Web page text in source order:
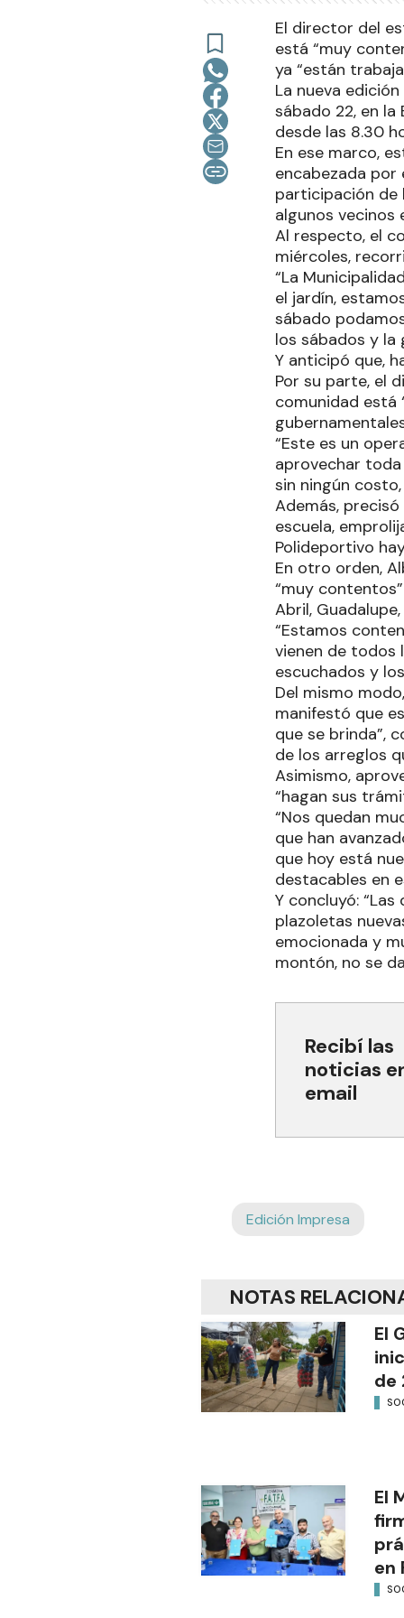
El director del
está “muy
ya “están
La nueva
sábado 22, en la
desde las 8.30
En ese marco,
encabezada
participación de
algunos vecinos
Al respecto, el
miércoles,
“La
el jardín,
sábado
los sábados y la
Y anticipó que,
Por su parte, el
comunidad está
“Este es un
aprovechar
sin ningún
Además,
escuela,
Polideportivo
En otro orden,
“muy
Abril,
“Estamos
vienen de todos
escuchados y
Del mismo
manifestó que
que se brinda”,
de los arreglos
Asimismo,
“hagan sus
“Nos quedan
que han
que hoy está
destacables en
Y concluyó:
plazoletas
emocionada y
montón, no se
Recibí las
noticias
email
Edición Impresa
NOTAS
El
de
El
en